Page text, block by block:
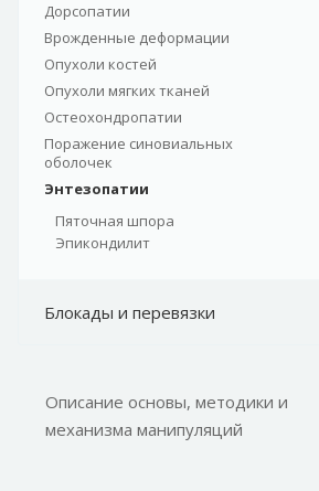
Дорсопатии
Врожденные деформации
Опухоли костей
Опухоли мягких тканей
Остеохондропатии
Поражение синовиальных
оболочек
Энтезопатии
Пяточная шпора
Эпикондилит
Блокады и перевязки
Описание основы, методики и
механизма манипуляций